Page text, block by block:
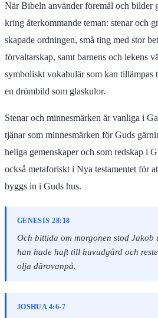
När Bibeln använder föremål och bilder
kring återkommande teman: stenar och
skapade ordningen, små ting med stor
förvaltarskap, samt barnens och lekens
symboliskt vokabulär som kan tillämpas
en drömbild som glaskulor.
Stenar och minnesmärken är vanliga i
tjänar som minnesmärken för Guds
heliga gemenskaper och som redskap i
också metaforiskt i Nya testamentet för
byggs in i Guds hus.
GENESIS 28:18
Och bittida om morgonen stod Jakob
han hade haft till huvudgärd och
olja därovanpå.
JOSHUA 4:6-7